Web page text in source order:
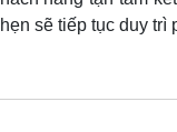
sẽ tiếp tục duy